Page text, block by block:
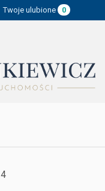
Twoje ulubione 0
4